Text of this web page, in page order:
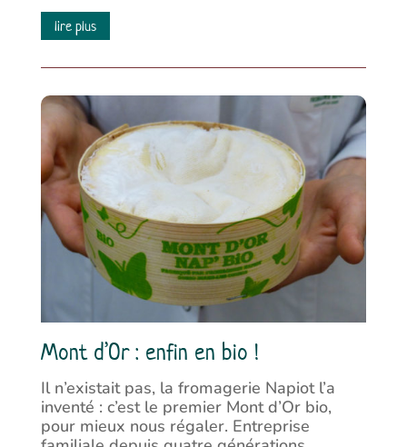
lire plus
Mont d’Or : enfin en bio !
Il n’existait pas, la fromagerie Napiot l’a
inventé : c’est le premier Mont d’Or bio,
pour mieux nous régaler. Entreprise